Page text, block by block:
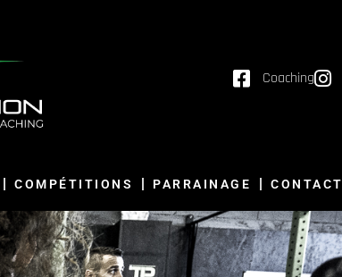
Coaching
COMPÉTITIONS PARRAINAGE CONTACT